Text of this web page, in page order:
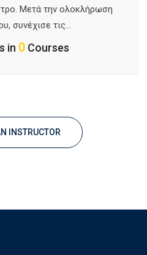
Μετά την ολοκλήρωση
συνέχισε τις…
in 0 Courses
INSTRUCTOR